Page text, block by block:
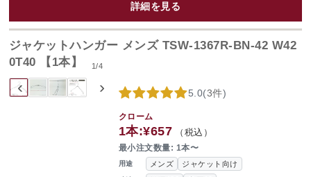
詳細を見る
‹ ›
1/4
ジャケットハンガー メンズ TSW-1367R-BN-42 W42
0T40 【1本】
用途 メンズ ジャケット向け
5.0(3件)
クローム
1本:¥657 （税込）
最小注文数量: 1本〜